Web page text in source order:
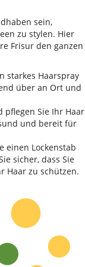
sein,
zu stylen. Hier
Frisur den ganzen
starkes Haarspray
über an Ort und
pflegen Sie Ihr Haar
und bereit für
einen Lockenstab
sicher, dass Sie
Haar zu schützen.